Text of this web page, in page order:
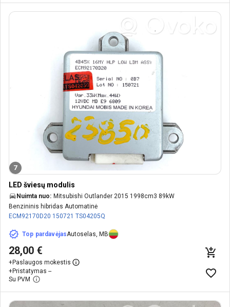
7
LED šviesų modulis
Nuimta nuo: Mitsubishi Outlander 2015 1998cm3 89kW
Benzininis hibridas Automatinė
ECM92170D20 150721 TS04205Q
Top pardavėjasAutoselas, MB
28,00 €
+Paslaugos mokestis
+Pristatymas --
Su PVM